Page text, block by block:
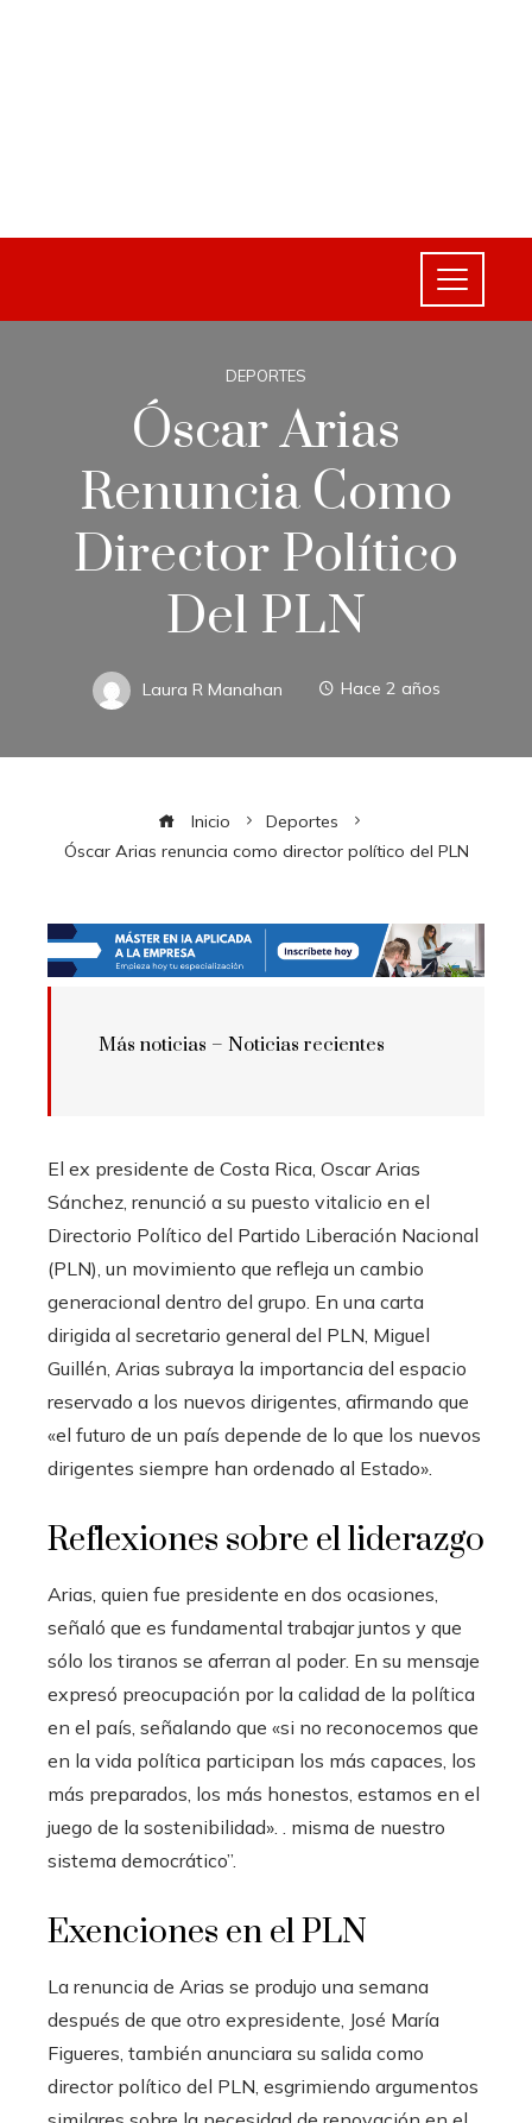
DEPORTES
Óscar Arias
Renuncia Como
Director Político
Del PLN
Laura R Manahan Hace 2 años
Inicio
Deportes
Óscar Arias renuncia como director político del PLN
Más noticias – Noticias recientes
El ex presidente de Costa Rica, Oscar Arias
Sánchez, renunció a su puesto vitalicio en el
Directorio Político del Partido Liberación Nacional
(PLN), un movimiento que refleja un cambio
generacional dentro del grupo. En una carta
dirigida al secretario general del PLN, Miguel
Guillén, Arias subraya la importancia del espacio
reservado a los nuevos dirigentes, afirmando que
«el futuro de un país depende de lo que los nuevos
dirigentes siempre han ordenado al Estado».
Reflexiones sobre el liderazgo
Arias, quien fue presidente en dos ocasiones,
señaló que es fundamental trabajar juntos y que
sólo los tiranos se aferran al poder. En su mensaje
expresó preocupación por la calidad de la política
en el país, señalando que «si no reconocemos que
en la vida política participan los más capaces, los
más preparados, los más honestos, estamos en el
juego de la sostenibilidad». . misma de nuestro
sistema democrático”.
Exenciones en el PLN
La renuncia de Arias se produjo una semana
después de que otro expresidente, José María
Figueres, también anunciara su salida como
director político del PLN, esgrimiendo argumentos